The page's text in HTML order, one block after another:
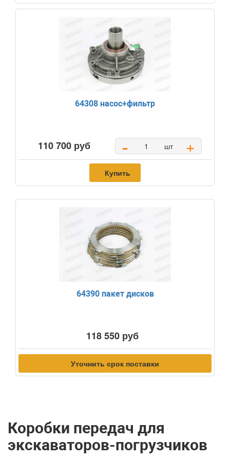
64308 насос+фильтр
110 700 руб - шт +
Купить
64390 пакет дисков
118 550 руб
Уточнить срок поставки
Коробки передач для
экскаваторов-погрузчиков